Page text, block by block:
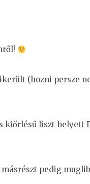
(hozni persze
liszt helyett
pedig